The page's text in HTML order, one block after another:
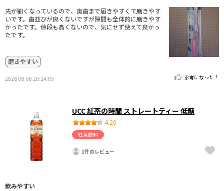
先が細くなっているので、奥歯まで届きやすくて磨きやす
いです。歯並びが良くないですが隙間も全体的に磨きやす
かったです。値段も高くないので、気にせず使えて良かっ
たです。
磨きやすい
2026-08-08 20:24:05 参考になった！
UCC 紅茶の時間 ストレートティー 低糖
4.20
紅茶飲料
1件のレビュー
飲みやすい